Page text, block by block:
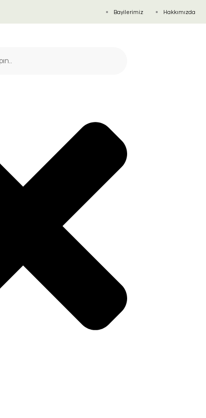
Bayilerimiz Hakkımızda